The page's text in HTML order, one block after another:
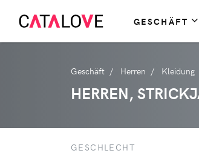
GESCHÄFT
Geschäft Herren Kleidung
HERREN,
GESCHLECHT